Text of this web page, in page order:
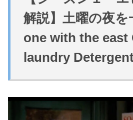
解説】 土曜の夜を
one with the east
laundry